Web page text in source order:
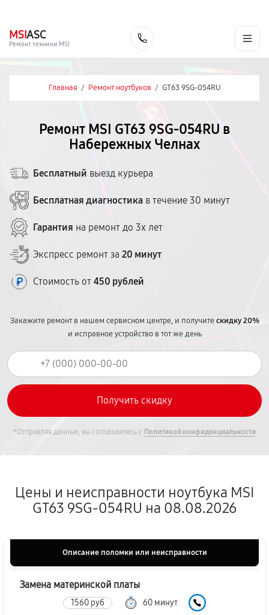
MSIASC
Ремонт техники MSI
Главная / Ремонт ноутбуков / GT63 9SG-054RU
Ремонт MSI GT63 9SG-054RU в
Набережных Челнах
Бесплатный выезд курьера
Бесплатная диагностика в течение 30 минут
Гарантия на ремонт до 3х лет
Экспресс ремонт за 20 минут
Стоимость от 450 рублей
Закажите ремонт в нашем сервисном центре, и получитескидку 20%
и исправное устройство в тот же день
*Отправляя данные, вы соглашаетесь с Политикой конфиденциальности
Цены и неисправности ноутбука MSI
GT63 9SG-054RU на 08.08.2026
Описание поломки или неисправности
Замена материнской платы
1560 руб 60 минут